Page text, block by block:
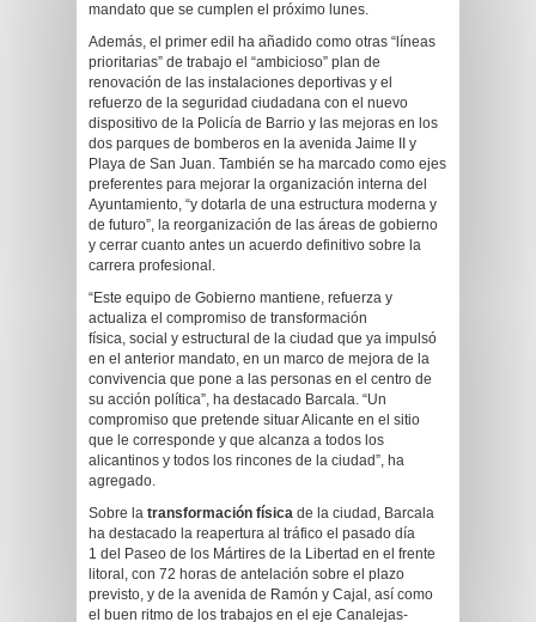
mandato que se cumplen el próximo lunes.
Además, el primer edil ha añadido como otras “líneas
prioritarias” de trabajo el “ambicioso” plan de
renovación de las instalaciones deportivas y el
refuerzo de la seguridad ciudadana con el nuevo
dispositivo de la Policía de Barrio y las mejoras en los
dos parques de bomberos en la avenida Jaime II y
Playa de San Juan. También se ha marcado como ejes
preferentes para mejorar la organización interna del
Ayuntamiento, “y dotarla de una estructura moderna y
de futuro”, la reorganización de las áreas de gobierno
y cerrar cuanto antes un acuerdo definitivo sobre la
carrera profesional.
“Este equipo de Gobierno mantiene, refuerza y
actualiza el compromiso de transformación
física, social y estructural de la ciudad que ya impulsó
en el anterior mandato, en un marco de mejora de la
convivencia que pone a las personas en el centro de
su acción política”, ha destacado Barcala. “Un
compromiso que pretende situar Alicante en el sitio
que le corresponde y que alcanza a todos los
alicantinos y todos los rincones de la ciudad”, ha
agregado.
Sobre la transformación física de la ciudad, Barcala
ha destacado la reapertura al tráfico el pasado día
1 del Paseo de los Mártires de la Libertad en el frente
litoral, con 72 horas de antelación sobre el plazo
previsto, y de la avenida de Ramón y Cajal, así como
el buen ritmo de los trabajos en el eje Canalejas-